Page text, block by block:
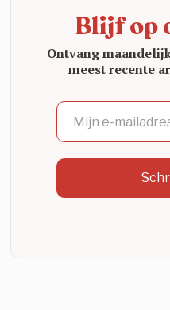
Blijf op
Ontvang
meest recente